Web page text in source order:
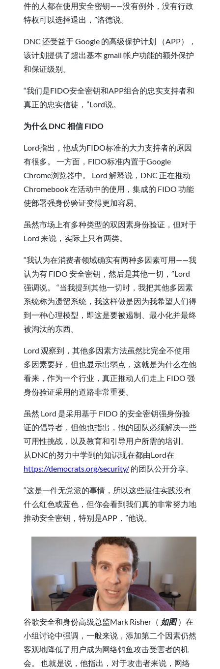
件的人都在使用安全密钥——没有例外，没有行政
特权可以选择退出，”洛德说。
DNC 还受益于 Google 的高级保护计划 （APP），
该计划提供了超出基本 gmail 帐户功能的额外保护
和保证级别。
“我们是FIDO安全密钥和APP组合的忠实支持者和
真正的忠实信徒，”Lord说。
为什么 DNC 相信 FIDO
Lord指出，他成为FIDO标准的大力支持者的原因
有很多。 一方面，FIDO标准内置于Google
Chrome浏览器中。 Lord 解释说，DNC 正在推动
Chromebook 在活动中的使用，集成的 FIDO 功能
使部署强身份验证变得更加容易。
虽然市场上有多种类型的双因素身份验证，但对于
Lord 来说，实际上只有两类。
“我认为在消费者领域确实有两种多因素可用——我
认为有 FIDO 安全密钥，然后是其他一切，”Lord
强调说。 “当我提到其他一切时，我把其他多因素
系统称为遗留系统，我这样做是因为我希望人们得
到一种心理模型，即这是要被遏制、最小化并最终
被淘汰的东西。
Lord 观察到，其他多因素方法虽然比完全不使用
多因素要好，但也显示出弱点，这就是为什么在他
看来，作为一个行业，真正推动人们走上 FIDO 强
身份验证采用的道路非常重要。
虽然 Lord 是采用基于 FIDO 的安全密钥强身份验
证的倡导者，但他也指出，他的团队必须解决一些
可用性挑战，以及教育和引导用户所需的培训。
从DNC的努力中学到的知识现在都由Lord在
https://democrats.org/security/ 的团队公开分享。
“这是一件无党派的事情，所以这些最佳实践没有
什么红色或蓝色，但你会看到我们真的非常努力地
推动安全密钥，特别是APP，”他说。
谷歌安全和身份高级总监Mark Risher（ 如图 ）在
小组讨论中强调，一般来说，添加第二个因素仍然
客观地降低了用户成为网络钓鱼攻击受害者的机
会。 也就是说，他指出，对于攻击者来说，网络